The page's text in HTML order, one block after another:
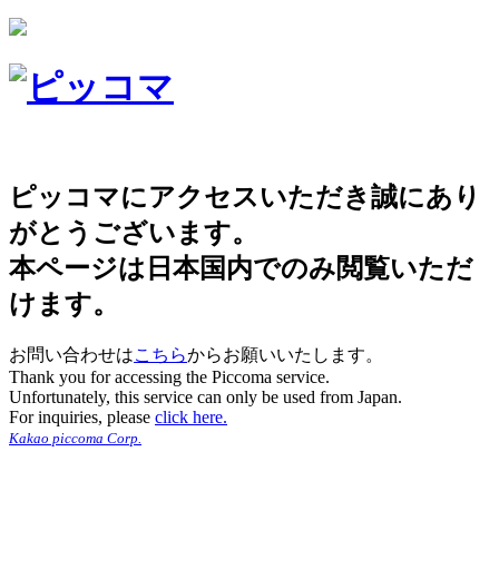
ピッコマにアクセスいただき誠にあり
がとうございます。
本ページは日本国内でのみ閲覧いただ
けます。
お問い合わせはこちらからお願いいたします。
Thank you for accessing the Piccoma service.
Unfortunately, this service can only be used from Japan.
For inquiries, please click here.
Kakao piccoma Corp.